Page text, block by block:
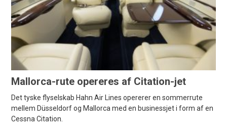
Mallorca-rute opereres af Citation-jet
Det tyske flyselskab Hahn Air Lines opererer en sommerrute
mellem Düsseldorf og Mallorca med en businessjet i form af en
Cessna Citation.